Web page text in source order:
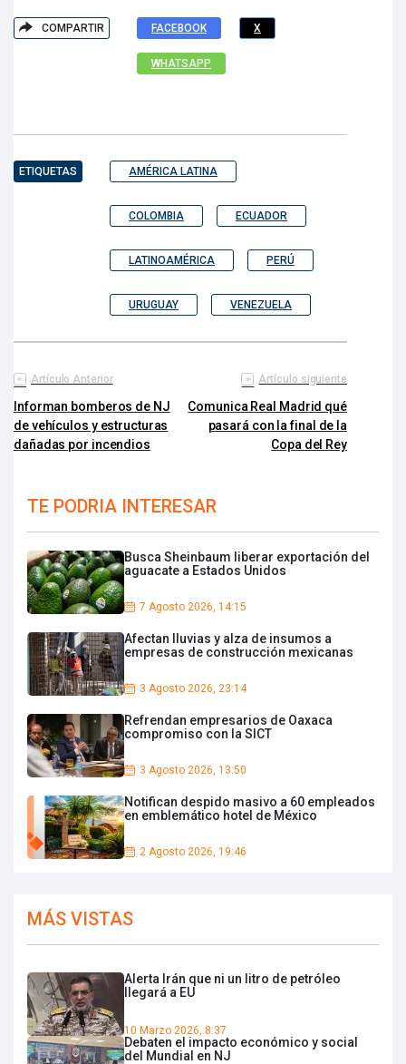
COMPARTIR FACEBOOK X
WHATSAPP
ETIQUETAS AMÉRICA LATINA
COLOMBIA ECUADOR
LATINOAMÉRICA PERÚ
URUGUAY VENEZUELA
Artículo Anterior
Informan bomberos de NJ
de vehículos y estructuras
dañadas por incendios
Artículo siguiente
Comunica Real Madrid qué
pasará con la final de la
Copa del Rey
TE PODRIA INTERESAR
Busca Sheinbaum liberar exportación del
aguacate a Estados Unidos
7 Agosto 2026, 14:15
Afectan lluvias y alza de insumos a
empresas de construcción mexicanas
3 Agosto 2026, 23:14
Refrendan empresarios de Oaxaca
compromiso con la SICT
3 Agosto 2026, 13:50
Notifican despido masivo a 60 empleados
en emblemático hotel de México
2 Agosto 2026, 19:46
MÁS VISTAS
Alerta Irán que ni un litro de petróleo
llegará a EU
10 Marzo 2026, 8:37
Debaten el impacto económico y social
del Mundial en NJ